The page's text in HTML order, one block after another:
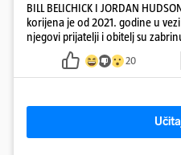
BILL BELICHICK I JORDAN
korijena je od 2021. godine u
njegovi prijatelji i obitelj su
kontrolira
20